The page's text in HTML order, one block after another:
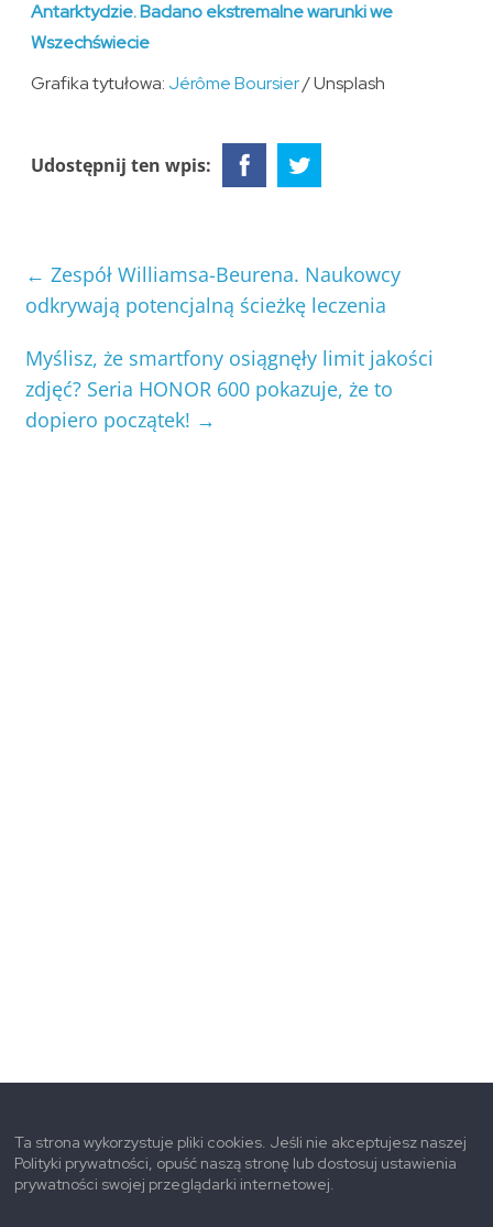
Antarktydzie. Badano ekstremalne warunki we
Wszechświecie
Grafika tytułowa: Jérôme Boursier/ Unsplash
Udostępnij ten wpis:
← Zespół Williamsa-Beurena. Naukowcy
odkrywają potencjalną ścieżkę leczenia
Myślisz, że smartfony osiągnęły limit jakości
zdjęć? Seria HONOR 600 pokazuje, że to
dopiero początek! →
Ta strona wykorzystuje pliki cookies. Jeśli nie akceptujesz naszej
Polityki prywatności, opuść naszą stronę lub dostosuj ustawienia
prywatności swojej przeglądarki internetowej.